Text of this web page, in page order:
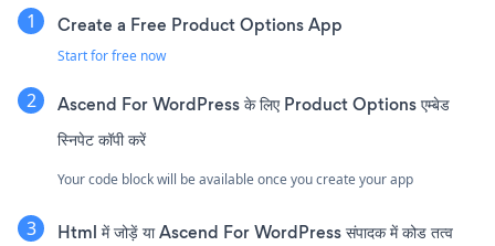
Create a Free Product Options App
Start for free now
Ascend For WordPress के लिए Product Options एम्बेड
स्निपेट कॉपी करें
Your code block will be available once you create your app
Html में जोड़ें या Ascend For WordPress संपादक में कोड तत्व